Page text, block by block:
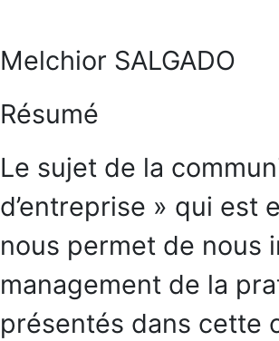
Melchior SALGADO
Résumé
Le sujet de la
d’entreprise » qui est
nous permet de nous
management de la
présentés dans cette